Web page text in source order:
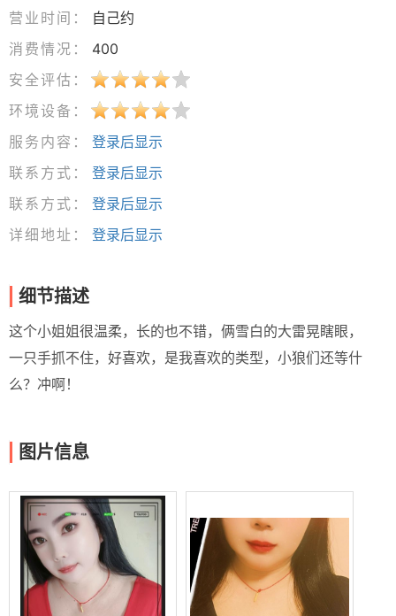
营业时间：
自己约
消费情况：
400
安全评估：
环境设备：
服务内容：
登录后显示
联系方式：
登录后显示
联系方式：
登录后显示
详细地址：
登录后显示
细节描述
这个小姐姐很温柔，长的也不错，俩雪白的大雷晃瞎眼，
一只手抓不住，好喜欢，是我喜欢的类型，小狼们还等什
么？冲啊！
图片信息